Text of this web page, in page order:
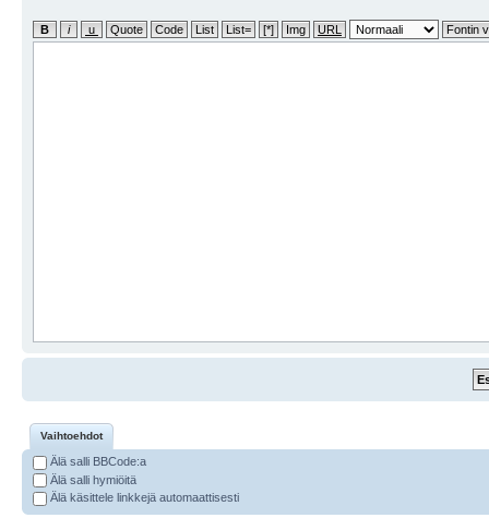
Vaihtoehdot
Älä salli BBCode:a
Älä salli hymiöitä
Älä käsittele linkkejä automaattisesti